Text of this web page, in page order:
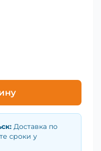
: Доставка по
сроки у